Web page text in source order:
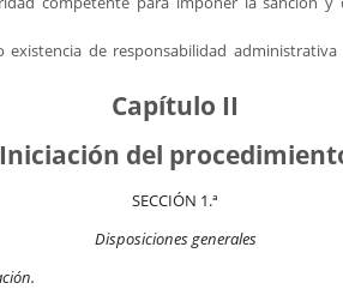
existencia de responsabilidad
Capítulo II
Iniciación del
SECCIÓN 1.ª
Disposiciones generales